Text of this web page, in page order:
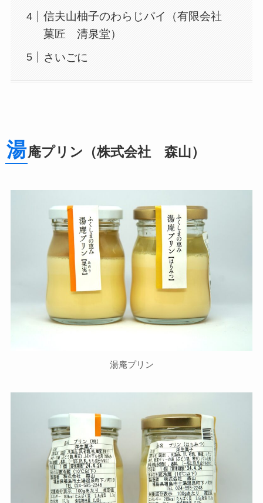
信夫山柚子のわらじパイ（有限会社
菓匠 清泉堂）
さいごに
湯庵プリン（株式会社 森山）
湯庵プリン